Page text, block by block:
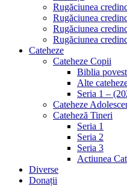
Rugăciunea
Rugăciunea
Rugăciunea
Rugăciunea
Cateheze
Cateheze Copii
Biblia
Alte
Seria 1 –
Cateheze
Cateheză Tineri
Seria 1
Seria 2
Seria 3
Actiunea
Diverse
Donații